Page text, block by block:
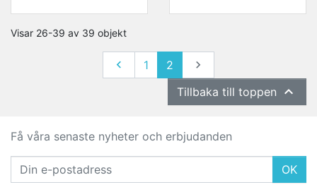
Visar 26-39 av 39 objekt
Föregående
 1 2 Nästa

Tillbaka till toppen 
Få våra senaste nyheter och erbjudanden
OK